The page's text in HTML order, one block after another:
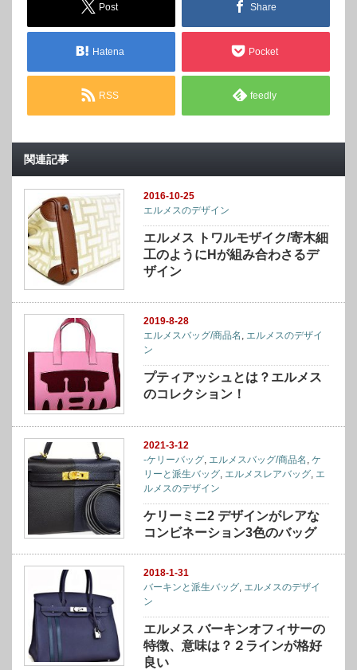
Post Share
Hatena Pocket
RSS feedly
関連記事
2016-10-25
エルメスのデザイン
エルメス トワルモザイク/寄木細
工のようにHが組み合わさるデ
ザイン
2019-8-28
エルメスバッグ/商品名
エルメスのデザイ
ン
プティアッシュとは？エルメス
のコレクション！
2021-3-12
-ケリーバッグ, エルメスバッグ/商品名 ,ケ
リーと派生バッグ, エルメスレアバッグ, エ
ルメスのデザイン
ケリーミニ2 デザインがレアな
コンビネーション3色のバッグ
2018-1-31
バーキンと派生バッグ, エルメスのデザイ
ン
エルメス バーキンオフィサーの
特徴、意味は？２ラインが格好
良い